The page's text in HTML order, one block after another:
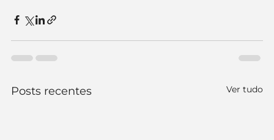
Posts recentes Ver tudo